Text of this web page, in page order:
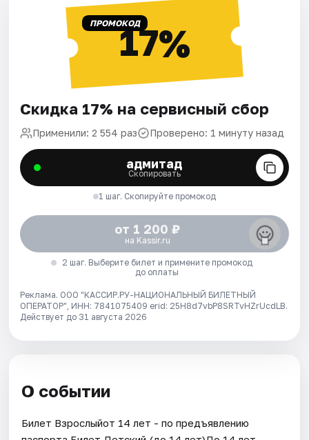
ПРОМОКОД17%
Скидка 17% на сервисный сбор
Применили: 2 554 раз Проверено: 1 минуту назад
адмитад
Скопировать
1 шаг. Скопируйте промокод
от 1 200 ₽
на Kassir.ru
2 шаг. Выберите билет и примените промокод
до оплаты
Реклама. ООО "КАССИР.РУ-НАЦИОНАЛЬНЫЙ БИЛЕТНЫЙ
ОПЕРАТОР", ИНН: 7841075409 erid: 25H8d7vbP8SRTvHZrUcdLB.
Действует до 31 августа 2026
О событии
Билет Взрослыйот 14 лет - по предъявлению